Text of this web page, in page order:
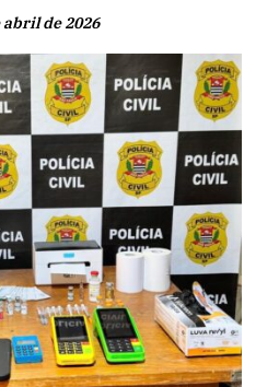
abril de 2026